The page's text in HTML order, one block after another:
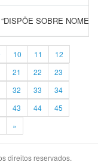
“DISPÕE SOBRE
10 11
12
21 22
23
32 33
34
43 44
45
»
direitos reservados.